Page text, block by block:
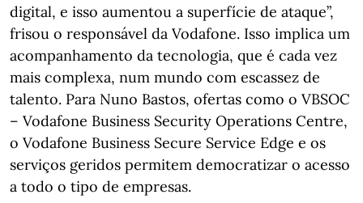
digital, e isso aumentou a superfície de ataque”,
frisou o responsável da Vodafone. Isso implica um
acompanhamento da tecnologia, que é cada vez
mais complexa, num mundo com escassez de
talento. Para Nuno Bastos, ofertas como o VBSOC
– Vodafone Business Security Operations Centre,
o Vodafone Business Secure Service Edge e os
serviços geridos permitem democratizar o acesso
a todo o tipo de empresas.